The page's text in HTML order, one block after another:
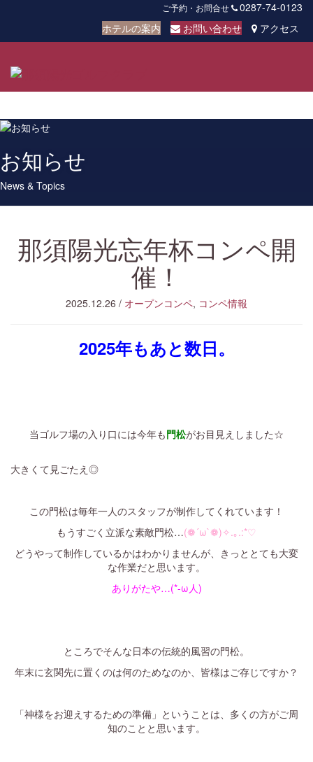
ご予約・お問合せ
0287-74-0123
ホテルの案内
お問い合わせ アクセス
お知らせ
News & Topics
那須陽光忘年杯コンペ開
催！
2025.12.26 / オープンコンペ, コンペ情報
2025年もあと数日。
当ゴルフ場の入り口には今年も門松がお目見えしました☆
大きくて見ごたえ◎
この門松は毎年一人のスタッフが制作してくれています！
もうすごく立派な素敵門松…(❁´ω`❁)✧.｡.:*♡
どうやって制作しているかはわかりませんが、きっととても大変
な作業だと思います。
ありがたや…(*-ω人)
ところでそんな日本の伝統的風習の門松。
年末に玄関先に置くのは何のためなのか、皆様はご存じですか？
「神様をお迎えするための準備」ということは、多くの方がご周
知のことと思います。